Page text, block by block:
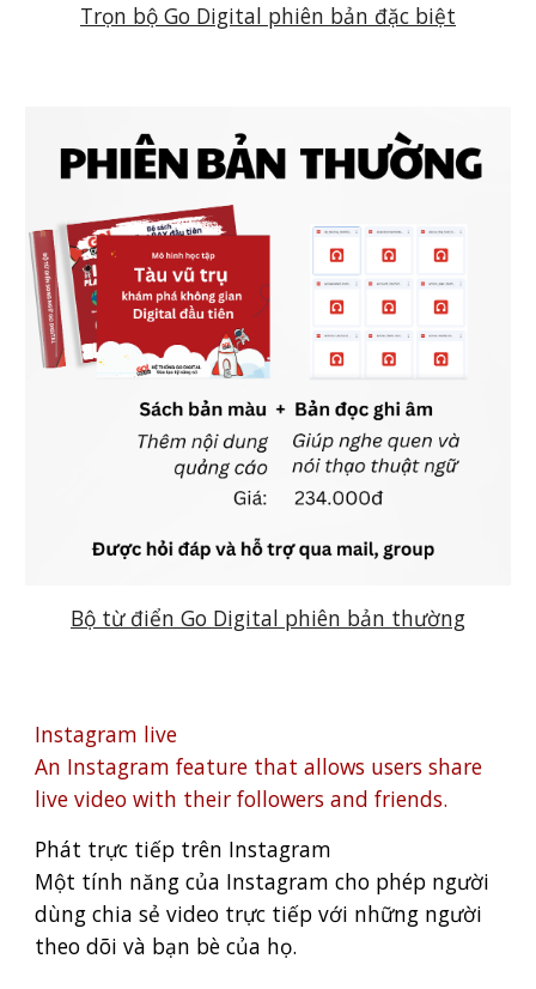
Trọn bộ Go Digital phiên bản đặc biệt
Bộ từ điển Go Digital phiên bản thường
Instagram live
An Instagram feature that allows users share
live video with their followers and friends.
Phát trực tiếp trên Instagram
Một tính năng của Instagram cho phép người
dùng chia sẻ video trực tiếp với những người
theo dõi và bạn bè của họ.